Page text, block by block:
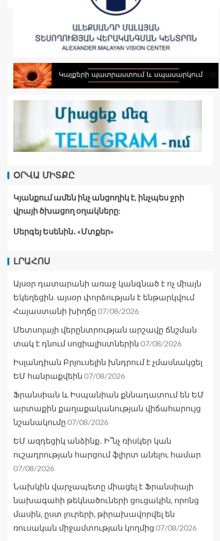
ՕՐՎԱ ՄԻՏՔԸ
Կյանքում ամեն ինչ անցողիկ է, ինչպես ջրի
վրայի ծխացող օղակները:
Սերգեյ Եսենին․ «Մտքեր»
ԼՐԱՀՈՍ
Այսօր դատարանի առաջ կանգնած է ոչ միայն
Եկեղեցին. այսօր փորձության է ենթարկվում
Հայաստանի խիղճը 07/08/2026
Մետսոլայի վերընտրության արշավը ճնշման
տակ է դնում սոցիալիստներին 07/08/2026
Իսլանդիան Բրյուսելին խնդրում է չմասնակցել
ԵՄ հանրաքվեին 07/08/2026
Ֆրանսիան և Իսպանիան քննադատում են ԵՄ
արտաքին քաղաքականության վիճահարույց
նշանակումը 07/08/2026
ԵՄ ազդեցիկ անձինք․ Ի՞նչ ռիսկեր կան
ուշադրության հարցում ֆլիրտ անելու համար
07/08/2026
Նախկին վարչապետը միացել է Ֆրանսիայի
նախագահի թեկնածուների ցուցակին, որոնց
մասին, ըստ լուրերի, թիրախավորվել են
ռուսական միջամտության կողմից 07/08/2026